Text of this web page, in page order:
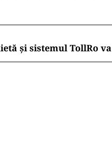
și sistemul TollRo va